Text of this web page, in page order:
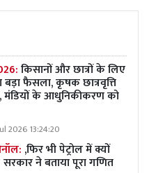
किसानों और छात्रों के लिए
बड़ा फैसला, कृषक छात्रवृत्ति
मंडियों के आधुनिकीकरण को
2026 13:24:20
,फिर भी पेट्रोल में क्यों
सरकार ने बताया पूरा गणित